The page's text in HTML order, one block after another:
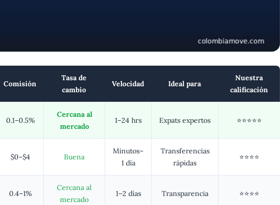
Comisión
Tasa de
cambio
Velocidad Ideal para
Nuestra
calificación
0.1–0.5%
Cercana al
mercado
1–24 hrs Expats expertos ⭐⭐⭐⭐⭐
$0–$4 Buena
Minutos–
1 día
Transferencias
rápidas
⭐⭐⭐⭐
0.4–1%
Cercana al
mercado
1–2 días Transparencia ⭐⭐⭐⭐